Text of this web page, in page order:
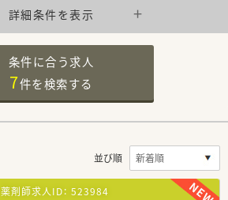
詳細条件を表示
条件に合う求人
7件を検索する
並び順
薬剤師求人ID： 523984